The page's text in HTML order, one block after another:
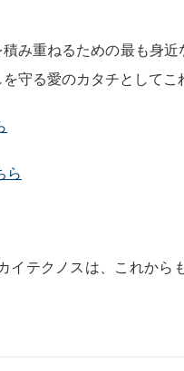
み重ねるための最も身
守る愛のカタチとしてこ
ら
テクノスは、これから